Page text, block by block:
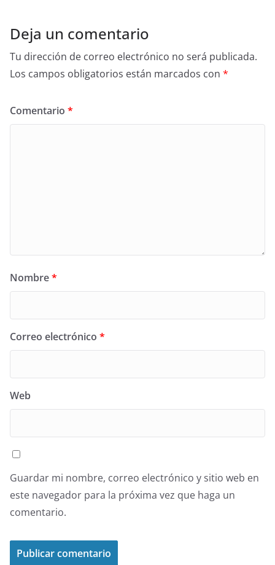
Deja un comentario
Tu dirección de correo electrónico no será publicada.
Los campos obligatorios están marcados con *
Comentario *
Nombre*
Correo electrónico *
Web
Guardar mi nombre, correo electrónico y sitio web en
este navegador para la próxima vez que haga un
comentario.